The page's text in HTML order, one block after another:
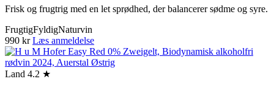
Frisk og frugtrig med en let sprødhed, der balancerer sødme og syre.
FrugtigFyldigNaturvin
990 kr Læs anmeldelse
Land 4.2 ★